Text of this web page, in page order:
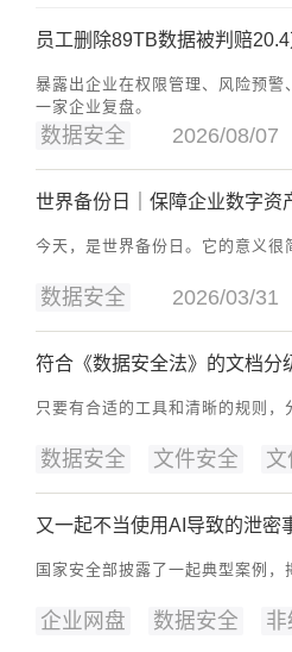
员工删除89TB数据被判赔
暴露出企业在权限管理、风险预
一家企业复盘。
数据安全 2026/08/07
世界备份日｜保障企业数字资
今天，是世界备份日。它的意义很
数据安全 2026/03/31
符合《数据安全法》的文档分
只要有合适的工具和清晰的规则，
数据安全 文件安全
又一起不当使用AI导致的泄密
国家安全部披露了一起典型案例
企业网盘 数据安全